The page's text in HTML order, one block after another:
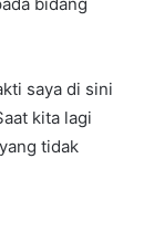
saya di sini
kita lagi
tidak